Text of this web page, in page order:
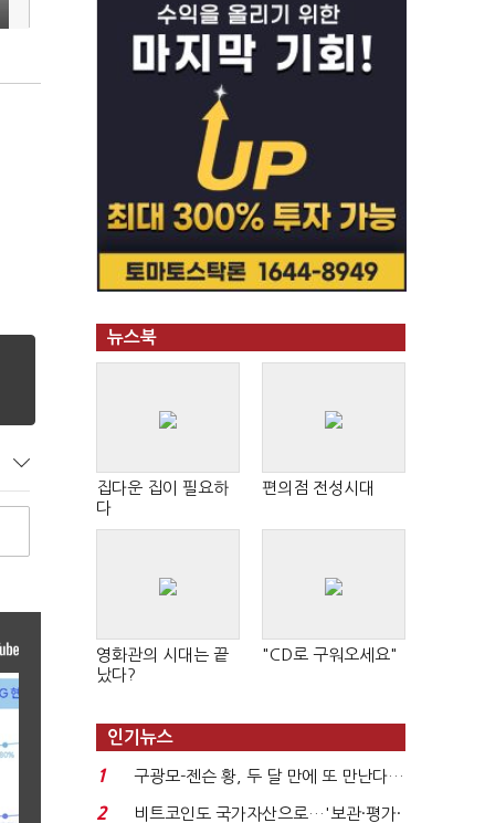
뉴스북
집다운 집이 필요하
다
편의점 전성시대
영화관의 시대는 끝
났다?
"CD로 구워오세요"
인기뉴스
1
구광모-젠슨 황, 두 달 만에 또 만난다…
로봇·AI 등 논...
2
비트코인도 국가자산으로…'보관·평가·